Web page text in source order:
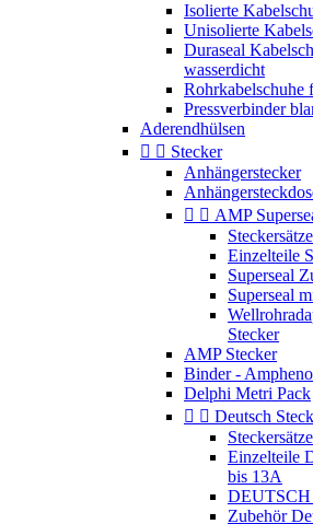
Isolierte
Unisolierte
Duraseal
wasserdicht
Rohrkabelschuhe
Pressverbinder
Aderendhülsen
  Stecker
Anhängerstecker
  AMP
Steckersätze
Einzelteile
Superseal
Superseal
Stecker
AMP Stecker
Binder -
Delphi Metri Pack
  Deutsch
Einzelteile
bis 13A
DEUTSCH
Zubehör